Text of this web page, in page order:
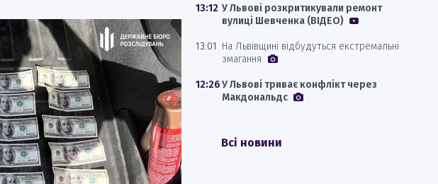
13:12 У Львові розкритикували ремонт
вулиці Шевченка (ВІДЕО)
13:01 На Львівщині відбудуться екстремальні
змагання
12:26У Львові триває конфлікт через
Макдональдс
Всі новини